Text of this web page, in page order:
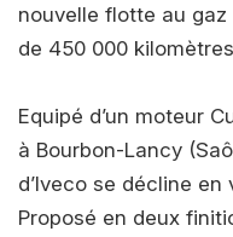
nouvelle flotte au
de 450 000
Equipé d’un moteur
à Bourbon-Lancy
d’Iveco se décline en
Proposé en deux